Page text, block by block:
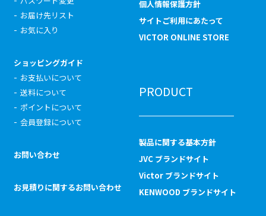
お届け先リスト
お気に入り
ショッピングガイド
お支払いについて
送料について
ポイントについて
会員登録について
お問い合わせ
お見積りに関するお問い合わせ
個人情報保護方針
サイトご利用にあたって
VICTOR ONLINE STORE
PRODUCT
製品に関する基本方針
JVC ブランドサイト
Victor ブランドサイト
KENWOOD ブランドサイト